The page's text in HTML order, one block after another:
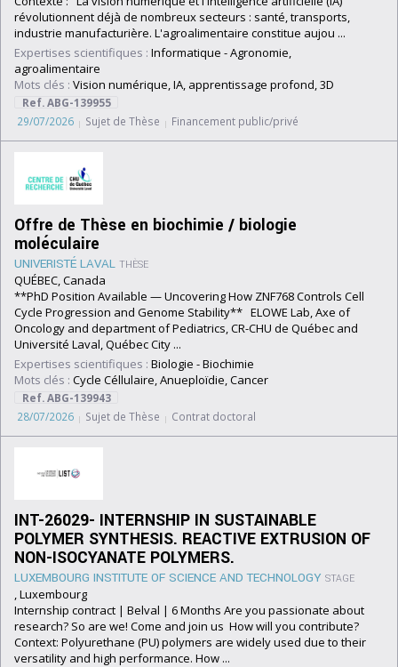
révolutionnent déjà de nombreux secteurs : santé, transports,
industrie manufacturière. L'agroalimentaire constitue aujou ...
Expertises scientifiques : Informatique -Agronomie,
agroalimentaire
Mots clés : Vision numérique, IA, apprentissage profond, 3D
Ref. ABG-139955
29/07/2026
Sujet de Thèse Financement public/privé
Offre de Thèse en biochimie / biologie
moléculaire
UNIVERISTÉ LAVAL THÈSE
QUÉBEC, Canada
**PhD Position Available — Uncovering How ZNF768 Controls Cell
Cycle Progression and Genome Stability** ELOWE Lab, Axe of
Oncology and department of Pediatrics, CR-CHU de Québec and
Université Laval, Québec City ...
Expertises scientifiques : Biologie -Biochimie
Mots clés : Cycle Céllulaire, Anueploïdie, Cancer
Ref. ABG-139943
28/07/2026
Sujet de Thèse Contrat doctoral
INT-26029- INTERNSHIP IN SUSTAINABLE
POLYMER SYNTHESIS. REACTIVE EXTRUSION OF
NON-ISOCYANATE POLYMERS.
LUXEMBOURG INSTITUTE OF SCIENCE AND TECHNOLOGY STAGE
, Luxembourg
Internship contract | Belval | 6 Months Are you passionate about
research? So are we! Come and join us How will you contribute?
Context: Polyurethane (PU) polymers are widely used due to their
versatility and high performance. How ...